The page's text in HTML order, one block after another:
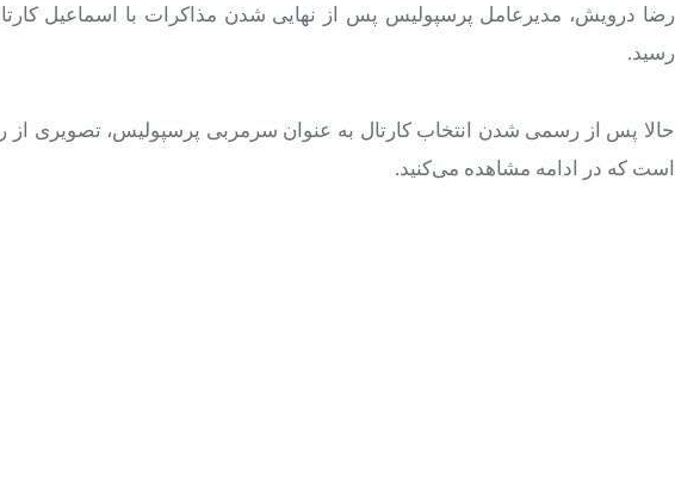
رضا درویش، مدیرعامل پرسپولیس پس از نهایی شدن مذاکرات با اسماعیل
رسید.
حالا پس از رسمی شدن انتخاب کارتال به عنوان سرمربی پرسپولیس، تصویری
است که در ادامه مشاهده می‌کنید.